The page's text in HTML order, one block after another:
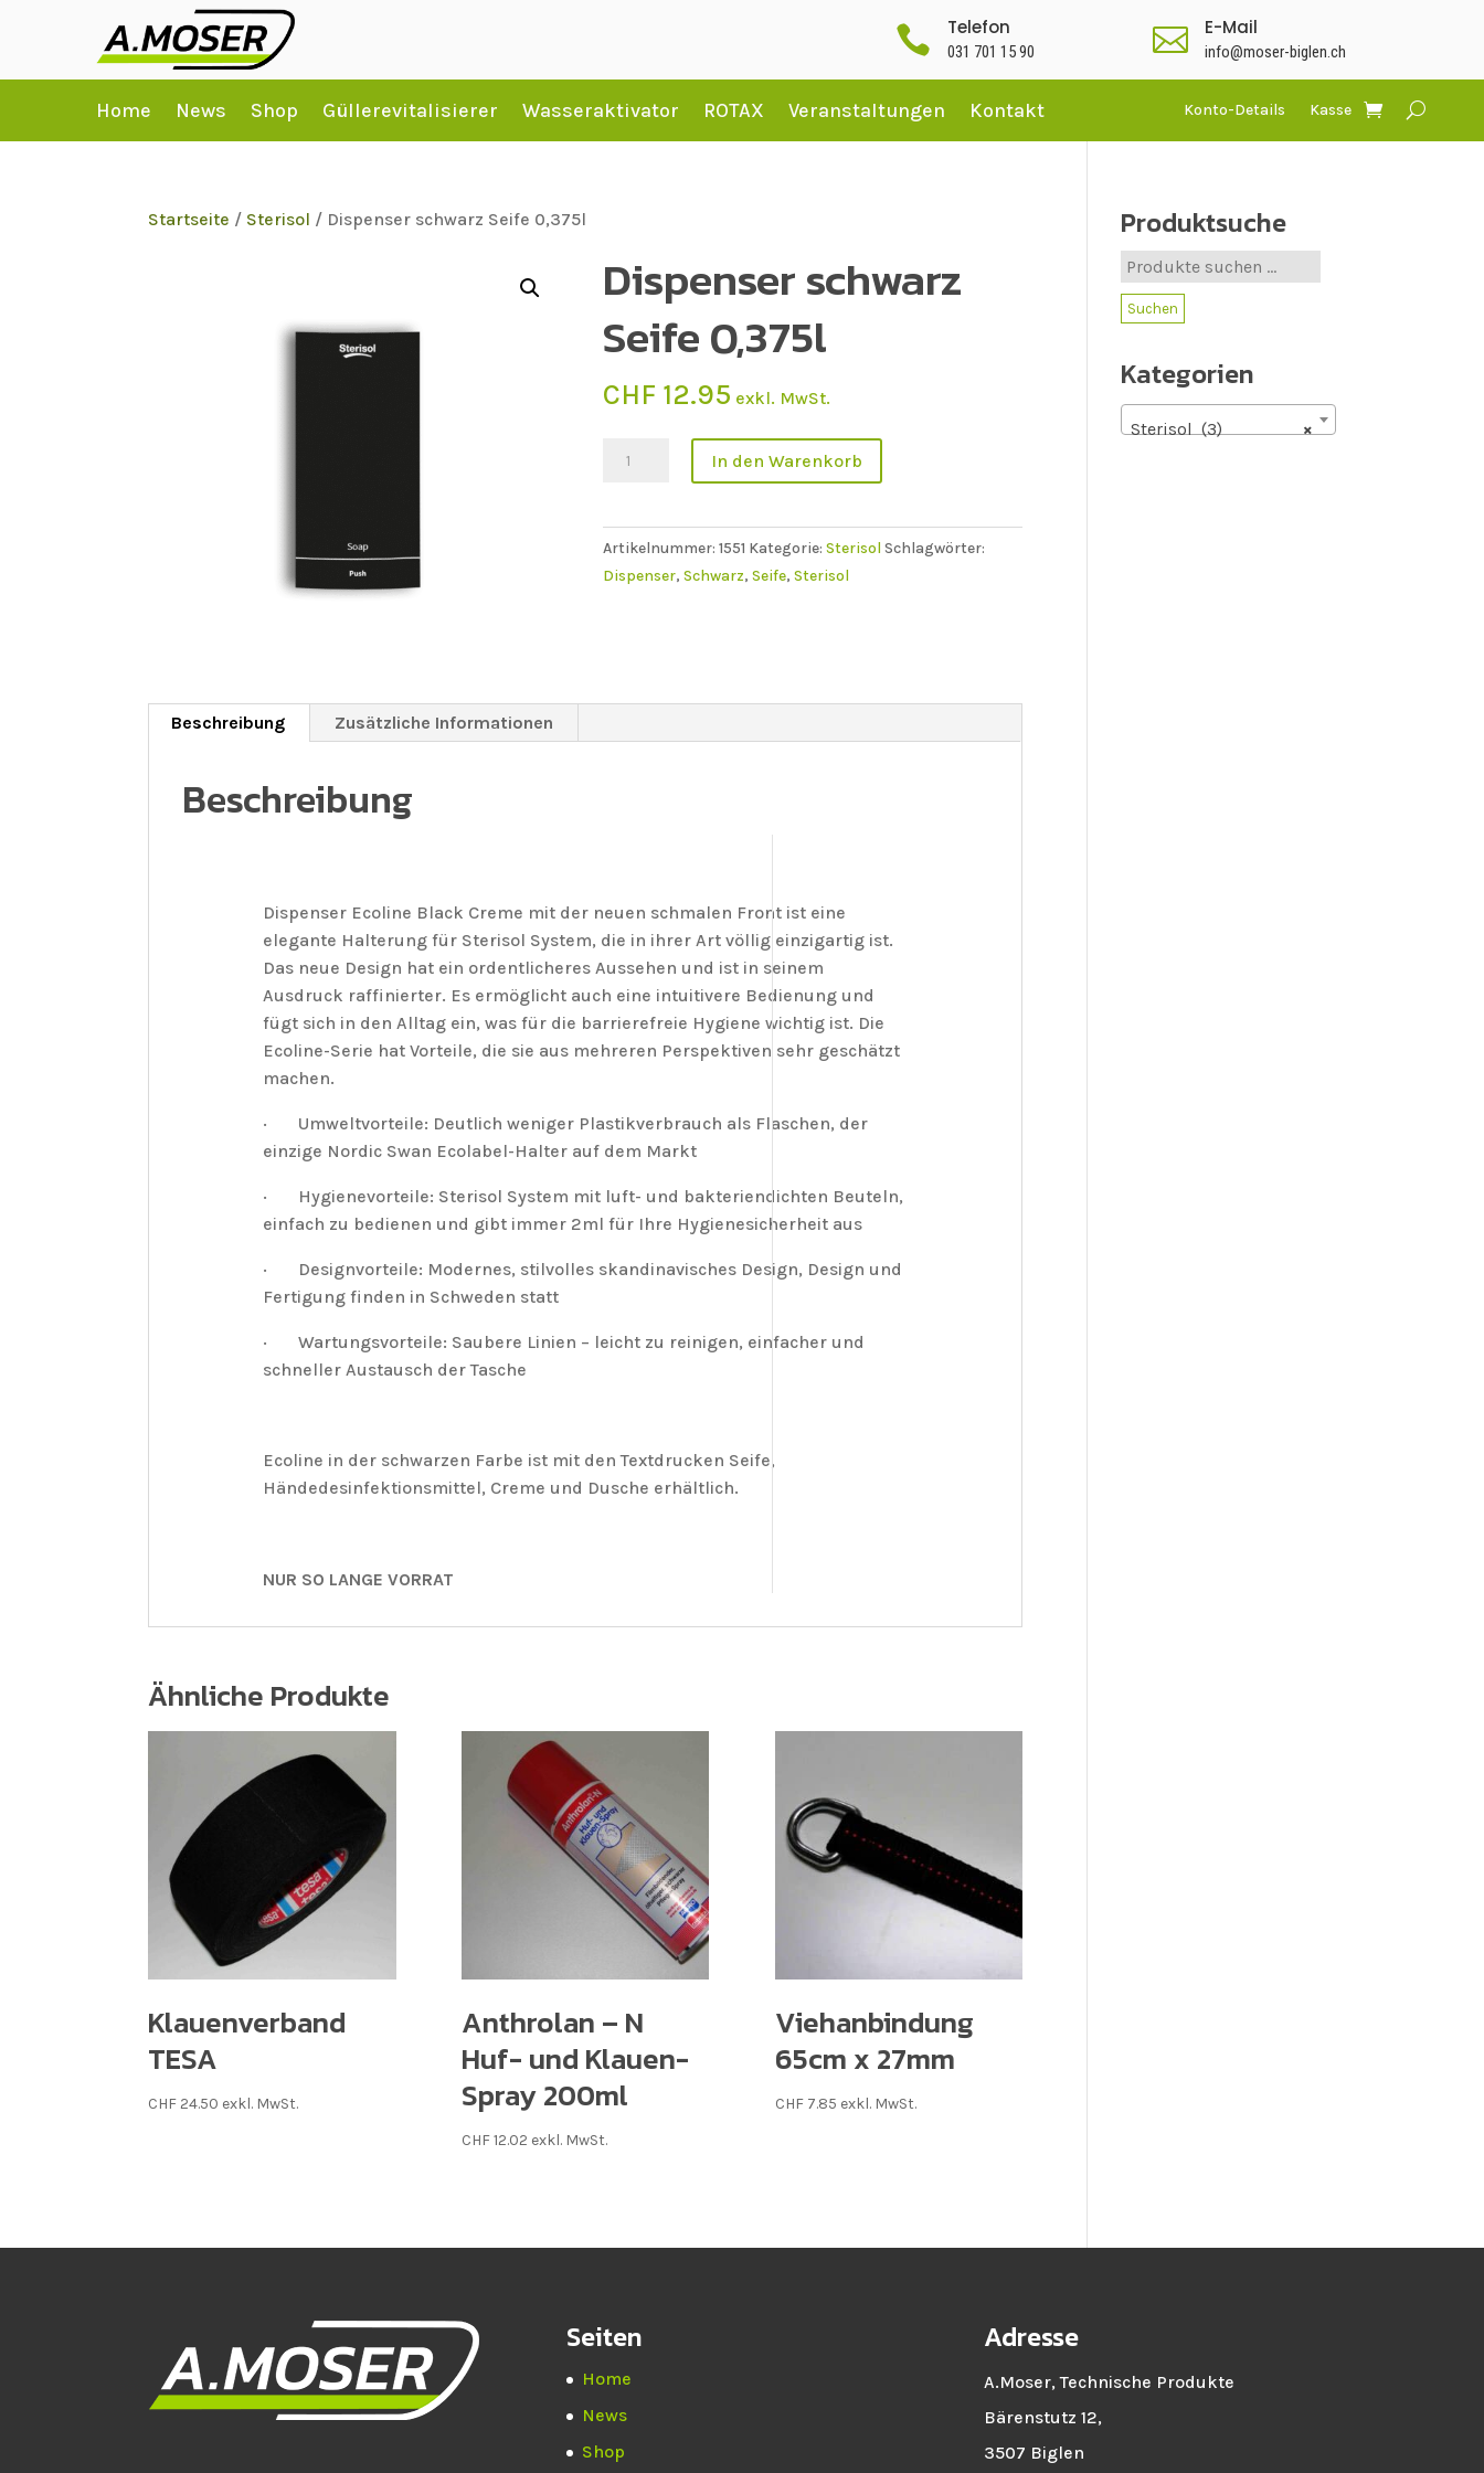
 Telefon
031 701 15 90  E-Mail
info@moser-biglen.ch
Home News Shop Güllerevitalisierer Wasseraktivator ROTAX Veranstaltungen Kontakt Konto-Details Kasse
Startseite / Sterisol / Dispenser schwarz Seife 0,375l
Dispenser schwarz
Seife 0,375l
CHF 12.95 exkl. MwSt.
Dispenser
0,375l
In den Warenkorb
Artikelnummer:1551 Kategorie:Sterisol Schlagwörter:
Dispenser,Schwarz,Seife,Sterisol
Beschreibung Zusätzliche Informationen
Beschreibung
Dispenser Ecoline Black Creme mit der neuen schmalen Front ist eine
elegante Halterung für Sterisol System, die in ihrer Art völlig einzigartig ist.
Das neue Design hat ein ordentlicheres Aussehen und ist in seinem
Ausdruck raffinierter. Es ermöglicht auch eine intuitivere Bedienung und
fügt sich in den Alltag ein, was für die barrierefreie Hygiene wichtig ist. Die
Ecoline-Serie hat Vorteile, die sie aus mehreren Perspektiven sehr geschätzt
machen.
· Umweltvorteile: Deutlich weniger Plastikverbrauch als Flaschen, der
einzige Nordic Swan Ecolabel-Halter auf dem Markt
· Hygienevorteile: Sterisol System mit luft- und bakteriendichten Beuteln,
einfach zu bedienen und gibt immer 2ml für Ihre Hygienesicherheit aus
· Designvorteile: Modernes, stilvolles skandinavisches Design, Design und
Fertigung finden in Schweden statt
· Wartungsvorteile: Saubere Linien – leicht zu reinigen, einfacher und
schneller Austausch der Tasche
Ecoline in der schwarzen Farbe ist mit den Textdrucken Seife,
Händedesinfektionsmittel, Creme und Dusche erhältlich.
NUR SO LANGE VORRAT
Ähnliche Produkte
Klauenverband
TESA
CHF 24.50 exkl. MwSt.
Anthrolan – N
Huf- und Klauen-
Spray 200ml
CHF12.02 exkl. MwSt.
Viehanbindung
65cm x 27mm
CHF7.85 exkl. MwSt.
Produktsuche
Suche
nach:
Suchen
Kategorien
×
Sterisol (3)
Seiten
Home
News
Shop
Adresse
A.Moser, Technische Produkte
Bärenstutz 12,
3507 Biglen